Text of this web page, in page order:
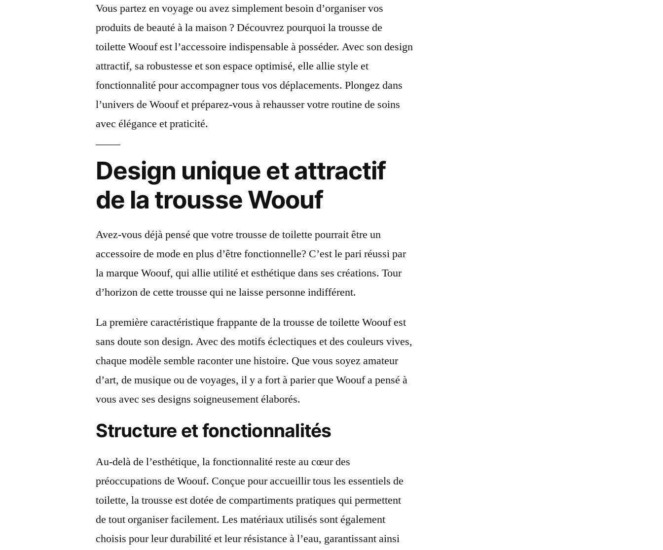
Vous partez en voyage ou avez simplement besoin d’organiser vos
produits de beauté à la maison ? Découvrez pourquoi la trousse de
toilette Woouf est l’accessoire indispensable à posséder. Avec son design
attractif, sa robustesse et son espace optimisé, elle allie style et
fonctionnalité pour accompagner tous vos déplacements. Plongez dans
l’univers de Woouf et préparez-vous à rehausser votre routine de soins
avec élégance et praticité.
Design unique et attractif
de la trousse Woouf
Avez-vous déjà pensé que votre trousse de toilette pourrait être un
accessoire de mode en plus d’être fonctionnelle? C’est le pari réussi par
la marque Woouf, qui allie utilité et esthétique dans ses créations. Tour
d’horizon de cette trousse qui ne laisse personne indifférent.
La première caractéristique frappante de la trousse de toilette Woouf est
sans doute son design. Avec des motifs éclectiques et des couleurs vives,
chaque modèle semble raconter une histoire. Que vous soyez amateur
d’art, de musique ou de voyages, il y a fort à parier que Woouf a pensé à
vous avec ses designs soigneusement élaborés.
Structure et fonctionnalités
Au-delà de l’esthétique, la fonctionnalité reste au cœur des
préoccupations de Woouf. Conçue pour accueillir tous les essentiels de
toilette, la trousse est dotée de compartiments pratiques qui permettent
de tout organiser facilement. Les matériaux utilisés sont également
choisis pour leur durabilité et leur résistance à l’eau, garantissant ainsi